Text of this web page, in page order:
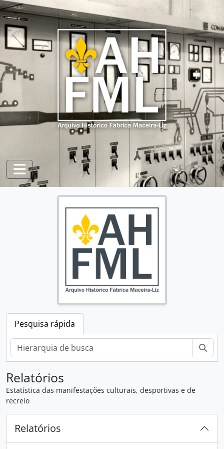
Skip to main content
Toggle navigation
Pesquisa rápida
Relatórios
Estatística das manifestações culturais, desportivas e de
recreio
Relatórios